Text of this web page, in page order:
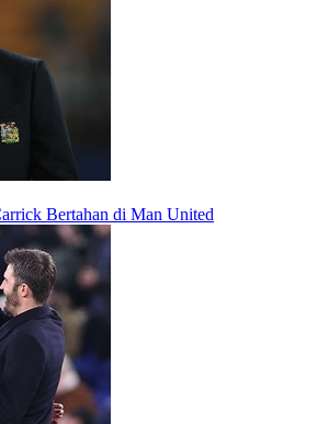
Bertahan di Man United